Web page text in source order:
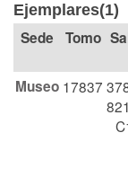
Ejemplares(1)
Tomo
Museo 17837